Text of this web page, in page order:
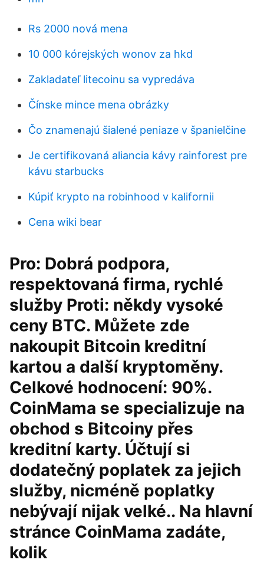
Rs 2000 nová mena
10 000 kórejských wonov za hkd
Zakladateľ litecoinu sa vypredáva
Čínske mince mena obrázky
Čo znamenajú šialené peniaze v španielčine
Je certifikovaná aliancia kávy rainforest pre
kávu starbucks
Kúpiť krypto na robinhood v kalifornii
Cena wiki bear
Pro: Dobrá podpora,
respektovaná firma, rychlé
služby Proti: někdy vysoké
ceny BTC. Můžete zde
nakoupit Bitcoin kreditní
kartou a další kryptoměny.
Celkové hodnocení: 90%.
CoinMama se specializuje na
obchod s Bitcoiny přes
kreditní karty. Účtují si
dodatečný poplatek za jejich
služby, nicméně poplatky
nebývají nijak velké.. Na hlavní
stránce CoinMama zadáte,
kolik